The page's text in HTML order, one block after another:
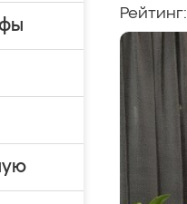
Рейтинг: